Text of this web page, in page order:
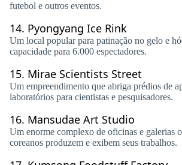
futebol e outros eventos.
14. Pyongyang Ice Rink
Um local popular para patinação no gelo e
capacidade para 6.000 espectadores.
15. Mirae Scientists Street
Um empreendimento que abriga prédios de
laboratórios para cientistas e pesquisadores.
16. Mansudae Art Studio
Um enorme complexo de oficinas e galerias
coreanos produzem e exibem seus trabalhos.